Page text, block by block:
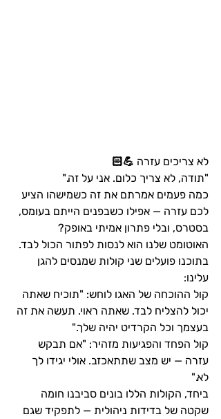
לא צריכים עזרה 💪🏻
"תודה, לא צריך כלום. אני על זה."
כמה פעמים אמרתם את זה כשמישהו הציע
לכם עזרה — אפילו כשבפנים הייתם בעומס,
בסטרס, ובלי פתרון אמיתי באופק?
האוטומט שלנו הוא לנסות לפתור הכול לבד.
בתוכנו פועלים שני קולות שמנסים להגן
עלינו:
קול ההוכחה של האגו לוחש: "תוכיח שאתה
יכול להצליח לבד. שאתה ראוי. תעשה את זה
בעצמך וכל הקרדיט יהיה שלך."
קול הפחד והפגיעות מזהיר: "אם תבקש
עזרה — יש מצב שתתאכזב. אולי יגידו לך
לא."
ביחד, הקולות הללו בונים סביבנו חומה
שקטה של בדידות ניהולית — לתפקיד שגם